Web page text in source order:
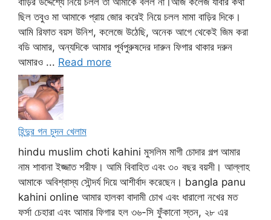
ছিল তবুও মা আমাকে প্রায় জোর করেই নিয়ে চলল মামা বাড়ির দিকে।
আমি রিফাত বয়স উনিশ, কলেজে উঠেছি, অনেক আগে থেকেই জিম করা
বডি আমার, অন্যদিকে আমার পূর্বপুরুষদের দারুন ফিগার থাকার দরুন
আমারও ... Read more
হিন্দুর গন চুদন খেলাম
hindu muslim choti kahini মুসলিম মাগী চোদার গল্প আমার
নাম শাবানা ইজ্জাত শরীফ। আমি বিবাহিত এবং ৩০ বছর বয়সী। আল্লাহ
আমাকে অবিশ্বাস্য সৌন্দর্য দিয়ে আশীর্বাদ করেছেন। bangla panu
kahini online আমার হালকা বাদামী চোখ এবং ধারালো নখের মত
ফর্সা চেহারা এবং আমার ফিগার হল ৩৬-সি ফুঁকানো স্তন, ২৮ এর